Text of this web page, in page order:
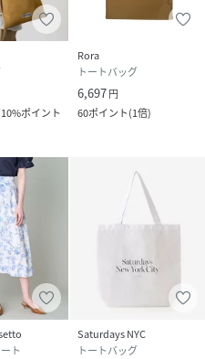
10%ポイント
Rora
トートバッグ
6,697円
60ポイント(1倍)
ト
Saturdays NYC
トートバッグ